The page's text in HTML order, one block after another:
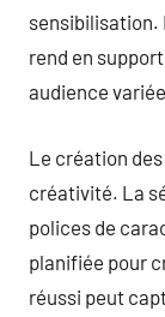
sensibilisation.
rend en
audience
Le création
créativité. La
polices de
planifiée pour
réussi peut